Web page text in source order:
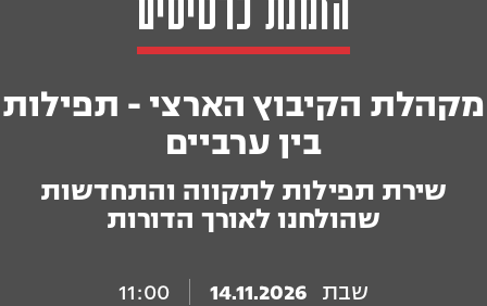
מקהלת הקיבוץ הארצי - תפילות
בין ערביים
שירת תפילות לתקווה והתחדשות
שהולחנו לאורך הדורות
שבת 14.11.2026
11:00